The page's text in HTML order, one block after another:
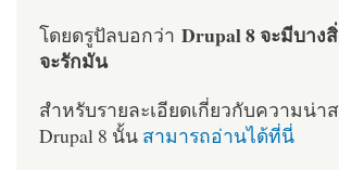
โดยดรูปัลบอกว่า Drupal 8 จะมีบาง
จะรักมัน
สำหรับรายละเอียดเกี่ยวกับความน่า
Drupal 8 นั้น สามารถอ่านได้ที่นี่